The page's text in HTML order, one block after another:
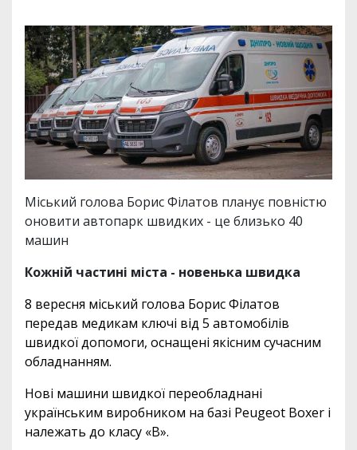
Міський голова Борис Філатов планує повністю
оновити автопарк швидких - це близько 40
машин
Кожній частині міста - новенька швидка
8 вересня міський голова Борис Філатов
передав медикам ключі від 5 автомобілів
швидкої допомоги, оснащені якісним сучасним
обладнанням.
Нові машини швидкої переобладнані
українським виробником на базі Peugeot Boxer і
належать до класу «В».